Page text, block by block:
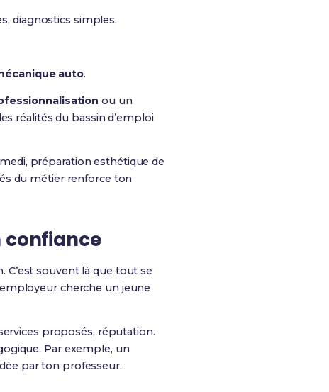
diagnostics simples.
auto.
ou un
réalités du bassin d’emploi
préparation esthétique de
du métier renforce ton
confiance
souvent là que tout se
cherche un jeune
proposés, réputation.
Par exemple, un
par ton professeur.